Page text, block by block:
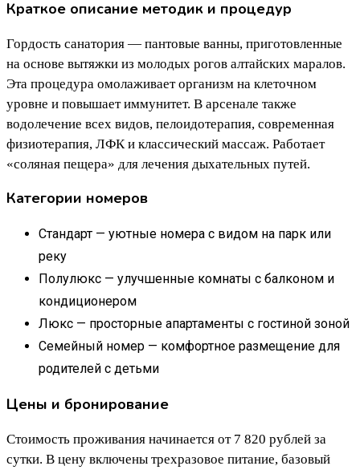
Краткое описание методик и процедур
Гордость санатория — пантовые ванны, приготовленные
на основе вытяжки из молодых рогов алтайских маралов.
Эта процедура омолаживает организм на клеточном
уровне и повышает иммунитет. В арсенале также
водолечение всех видов, пелоидотерапия, современная
физиотерапия, ЛФК и классический массаж. Работает
«соляная пещера» для лечения дыхательных путей.
Категории номеров
Стандарт — уютные номера с видом на парк или
реку
Полулюкс — улучшенные комнаты с балконом и
кондиционером
Люкс — просторные апартаменты с гостиной зоной
Семейный номер — комфортное размещение для
родителей с детьми
Цены и бронирование
Стоимость проживания начинается от 7 820 рублей за
сутки. В цену включены трехразовое питание, базовый